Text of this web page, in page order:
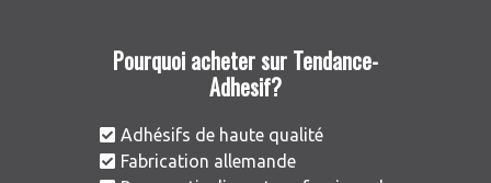
Pourquoi acheter sur Tendance-
Adhesif?
Adhésifs de haute qualité
Fabrication allemande